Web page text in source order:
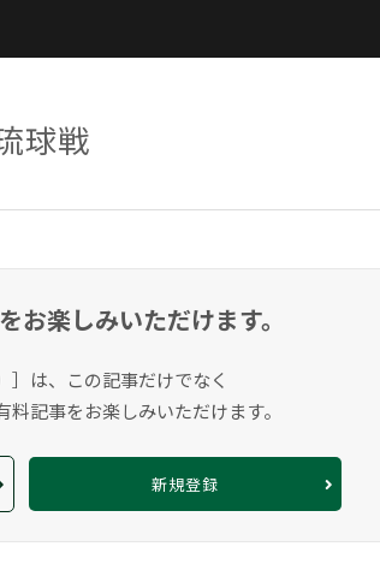
球戦
お楽しみいただけます。
］は、この記事だけでなく
記事をお楽しみいただけます。
新規登録